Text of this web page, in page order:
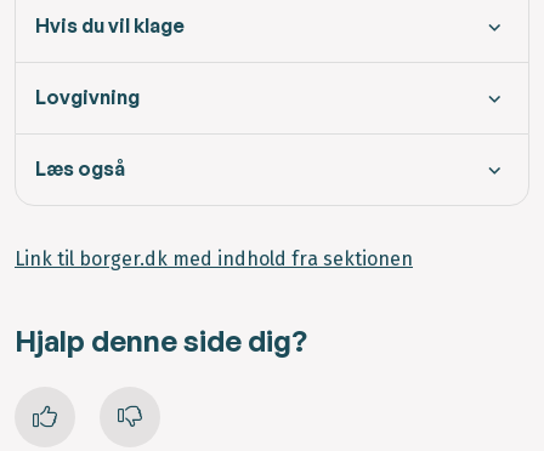
Hvis du vil klage
Lovgivning
Læs også
Link til borger.dk med indhold fra sektionen
Hjalp denne side dig?